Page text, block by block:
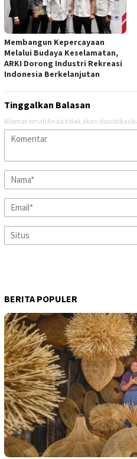
Membangun Kepercayaan
Melalui Budaya Keselamatan,
ARKI Dorong Industri Rekreasi
Indonesia Berkelanjutan
Tinggalkan Balasan
Alamat email Anda tidak akan
BERITA POPULER